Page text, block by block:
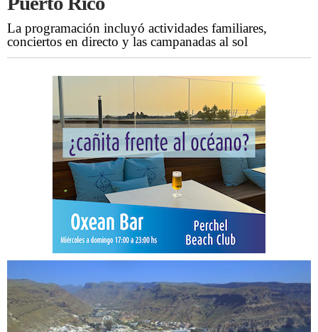
La programación incluyó actividades familiares,
conciertos en directo y las campanadas al sol